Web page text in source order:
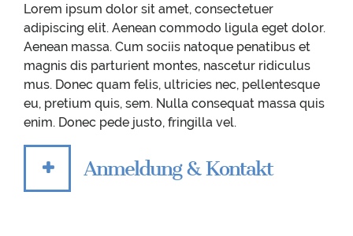
Lorem ipsum dolor sit amet, consectetuer
adipiscing elit. Aenean commodo ligula eget dolor.
Aenean massa. Cum sociis natoque penatibus et
magnis dis parturient montes, nascetur ridiculus
mus. Donec quam felis, ultricies nec, pellentesque
eu, pretium quis, sem. Nulla consequat massa quis
enim. Donec pede justo, fringilla vel.
Anmeldung & Kontakt